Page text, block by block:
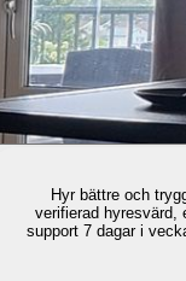
Hyr bättre och
verifierad hyresvärd,
support 7 dagar i